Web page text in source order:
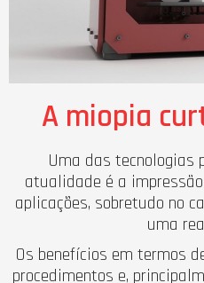
A miopia
Uma das tecnologias
atualidade é a
aplicações, sobretudo no
uma
Os benefícios em termos
procedimentos e,